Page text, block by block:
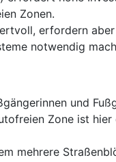
Zonen.
erfordern
notwendig
und
Zone ist
mehrere